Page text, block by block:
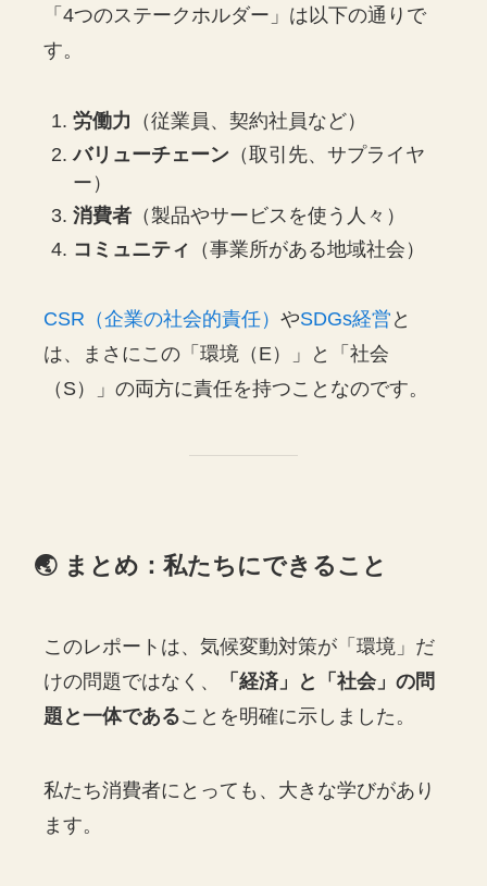
「4つのステークホルダー」は以下の通りで
す。
労働力
（従業員、契約社員など）
バリューチェーン （取引先、サプライヤ
ー）
消費者 （製品やサービスを使う人々）
コミュニティ
（事業所がある地域社会）
CSR（企業の社会的責任）やSDGs経営 と
は、まさにこの「環境（E）」と「社会
（S）」の両方に責任を持つことなのです。
🌏 まとめ：私たちにできること
このレポートは、気候変動対策が「環境」だ
けの問題ではなく、
「経済」と「社会」の問
題と一体であることを明確に示しました。
私たち消費者にとっても、大きな学びがあり
ます。